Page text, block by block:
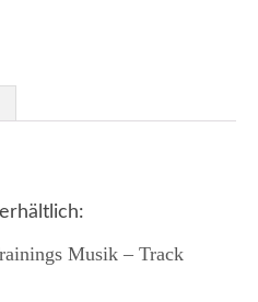
Musik – Track